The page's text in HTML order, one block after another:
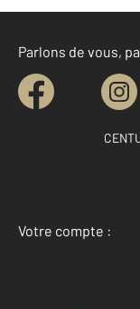
Parlons de vous,
Votre compte :